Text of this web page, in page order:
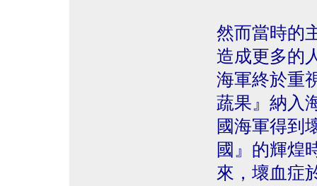
然而當時的
造成更多的
海軍終於重
蔬果』納入
國海軍得到
國』的輝煌
來，壞血症